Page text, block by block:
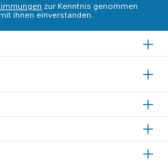
zur Kenntnis genommen
ihnen einverstanden.